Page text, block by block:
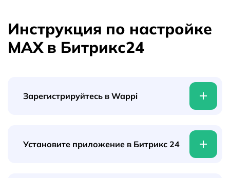
Инструкция по настройке
MAX в Битрикс24
Зарегистрируйтесь в Wappi
Скопировать ссылку на инструкцию
Установите приложение в Битрикс 24